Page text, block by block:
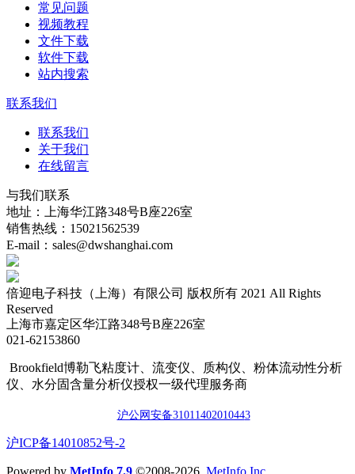
常见问题
视频教程
文件下载
软件下载
站内搜索
联系我们
联系我们
关于我们
在线留言
与我们联系
地址：上海华江路348号B座226室
销售热线：15021562539
E-mail：sales@dwshanghai.com
倍迎电子科技（上海）有限公司 版权所有 2021 All Rights
Reserved
上海市嘉定区华江路348号B座226室
021-62153860
Brookfield博勒飞粘度计、流变仪、质构仪、粉体流动性分析
仪、水分固含量分析仪授权一级代理服务商
沪公网安备31011402010443
​沪ICP备14010852号-2